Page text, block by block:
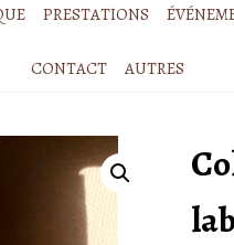
PRESTATIONS
CONTACT AUTRES